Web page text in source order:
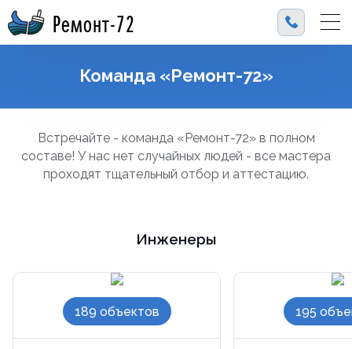
Ремонт-72
Команда «Ремонт-72»
Встречайте - команда «Ремонт-72» в полном
составе! У нас нет случайных людей - все мастера
проходят тщательный отбор и аттестацию.
Инженеры
189 объектов 195